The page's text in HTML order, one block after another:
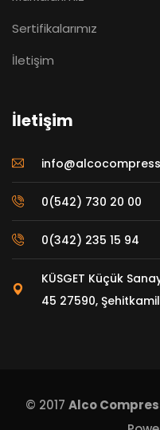
Sertifikalarımız
İletişim
İletişim
0(542) 730 20 00
0(342) 235 15 94
KÜSGET Küçük
45 27590,
© 2017 Alco